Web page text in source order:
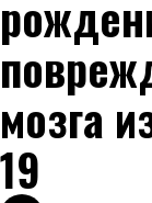
мозга
19